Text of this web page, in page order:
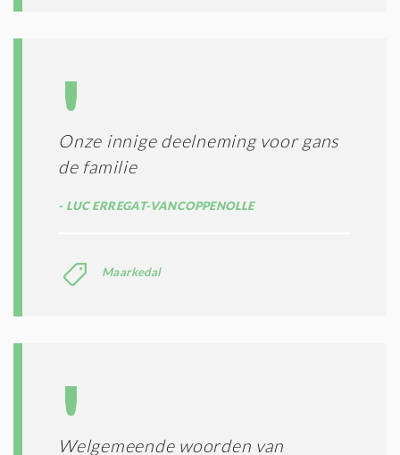
Onze innige deelneming voor gans
de familie
LUC ERREGAT-VANCOPPENOLLE
Maarkedal
Welgemeende woorden van